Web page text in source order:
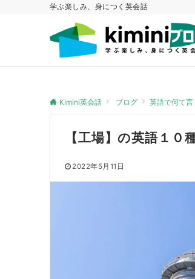
学ぶ楽しみ、身につく英会話
Kimini英会話 ブログ 英語で何て言
【工場】の英語１０
2022年5月11日